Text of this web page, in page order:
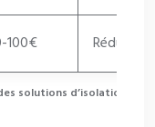
solutions d’isolation
100€